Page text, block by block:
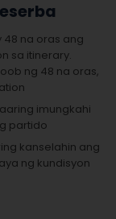
na oras ang
sa itinerary.
ng 48 na oras,
imungkahi
partido
kanselahin ang
ng kundisyon